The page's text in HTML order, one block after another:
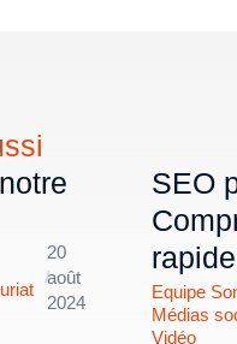
/
20
août
2024
SEO
Equipe
Médias
Vidéo